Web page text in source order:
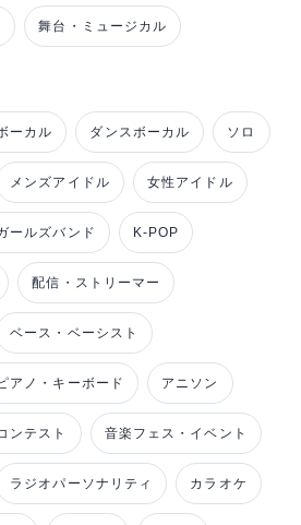
舞台・ミュージカル
ーカル ダンスボーカル ソロ
メンズアイドル 女性アイドル
ールズバンド K-POP
配信・ストリーマー
ベース・ベーシスト
アノ・キーボード アニソン
ンテスト 音楽フェス・イベント
ラジオパーソナリティ カラオケ